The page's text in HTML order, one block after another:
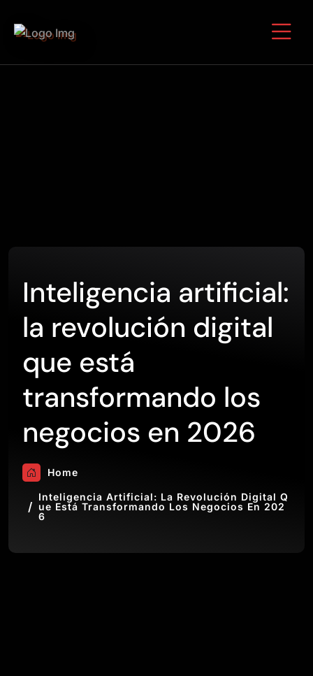
Inteligencia artificial:
la revolución digital
que está
transformando los
negocios en 2026
Home
Inteligencia Artificial: La Revolución Digital Q
Ue Está Transformando Los Negocios En 202
6